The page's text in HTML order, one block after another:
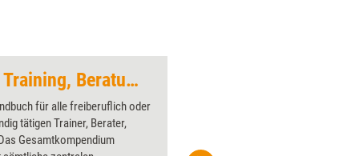
Rechtshandbuch für Training, Beratung und Coaching
für alle freiberuflich oder
tätigen Trainer, Berater,
Gesamtkompendium